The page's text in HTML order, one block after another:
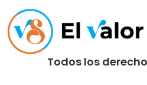
Todos los